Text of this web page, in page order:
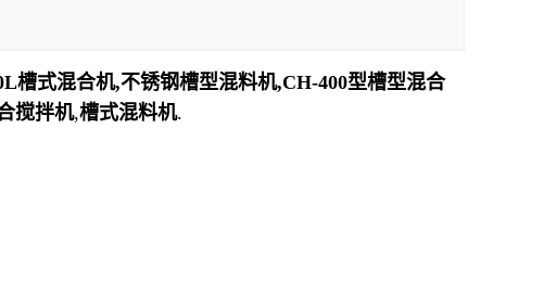
槽式混合机,不锈钢槽型混料机,CH-400型槽型混合
搅拌机,槽式混料机.